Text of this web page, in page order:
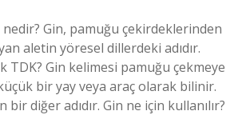
nedir? Gin, pamuğu çekirdeklerinden
aletin yöresel dillerdeki adıdır.
TDK? Gin kelimesi pamuğu çekmeye
bir yay veya araç olarak bilinir.
bir diğer adıdır. Gin ne için kullanılır?